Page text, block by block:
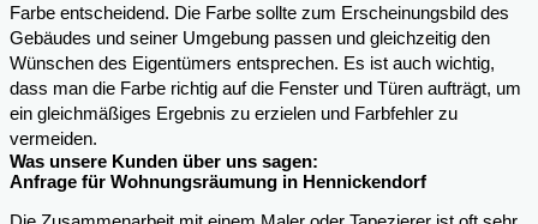
Farbe entscheidend. Die Farbe sollte zum Erscheinungsbild des
Gebäudes und seiner Umgebung passen und gleichzeitig den
Wünschen des Eigentümers entsprechen. Es ist auch wichtig,
dass man die Farbe richtig auf die Fenster und Türen aufträgt, um
ein gleichmäßiges Ergebnis zu erzielen und Farbfehler zu
vermeiden.
Was unsere Kunden über uns sagen:
Anfrage für Wohnungsräumung in Hennickendorf